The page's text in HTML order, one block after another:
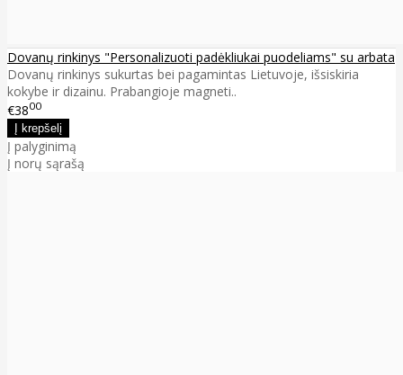
Dovanų rinkinys "Personalizuoti padėkliukai puodeliams" su arbata
Dovanų rinkinys sukurtas bei pagamintas Lietuvoje, išsiskiria
kokybe ir dizainu. Prabangioje magneti..
€3800
Į palyginimą
Į norų sąrašą